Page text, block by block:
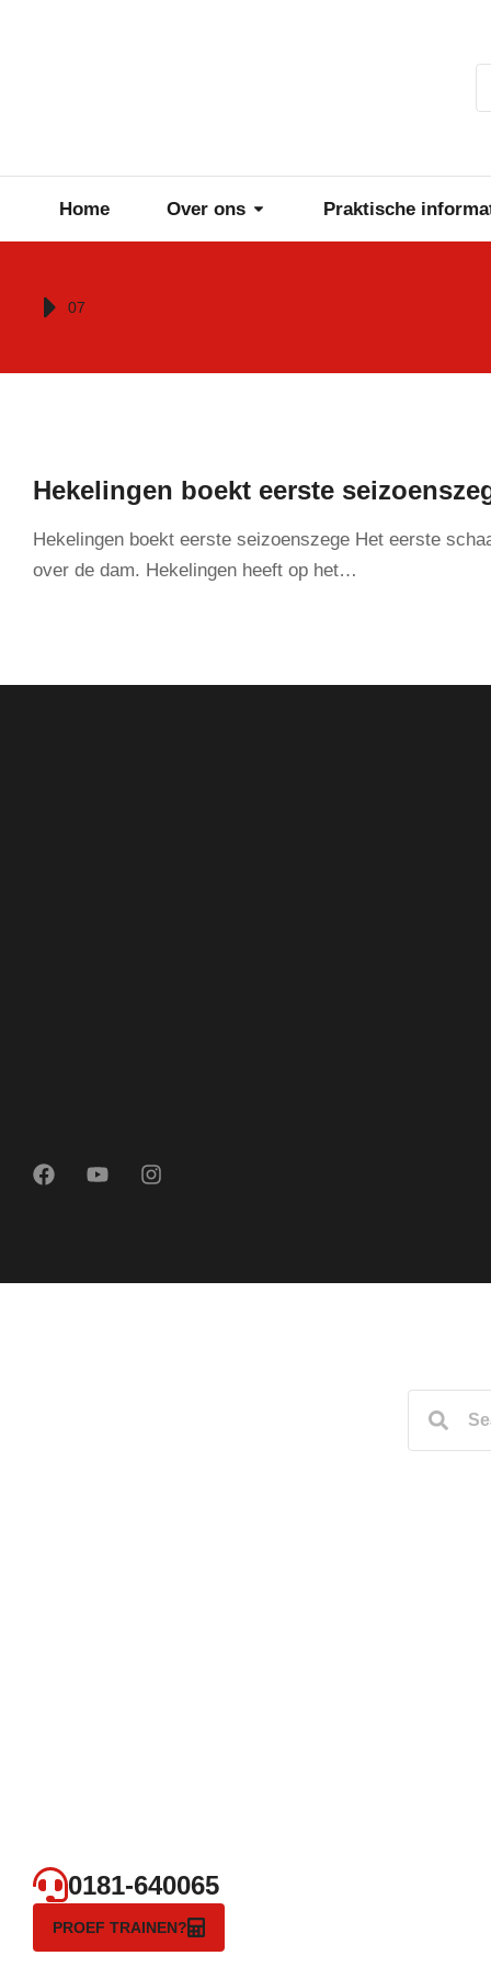
Home Over ons Praktische
Je bent hier:
07
Hekelingen boekt eerste
Hekelingen boekt eerste seizoenszege Het eerste
over de dam. Hekelingen heeft op het…
0181-640065
PROEF TRAINEN?